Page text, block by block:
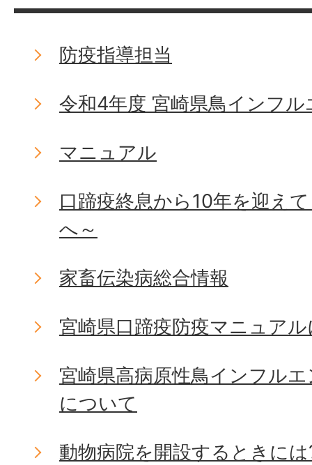
防疫指導担当
令和4年度 宮崎県鳥インフ
マニュアル
口蹄疫終息から10年を迎え
へ～
家畜伝染病総合情報
宮崎県口蹄疫防疫マニュア
宮崎県高病原性鳥インフル
について
動物病院を開設するときには